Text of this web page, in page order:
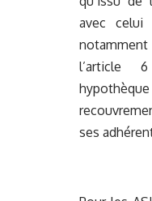
avec celui
l’article
ses